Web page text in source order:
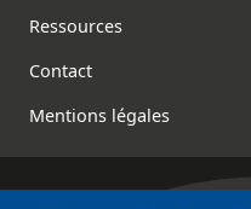
Footer
Ressources
Contact
Mentions légales